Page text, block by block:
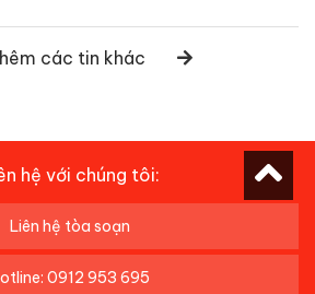
các tin khác
hệ với chúng tôi:
Liên hệ tòa soạn
0912 953 695